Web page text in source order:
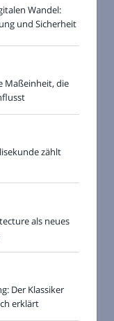
Wandel:
und Sicherheit
Maßeinheit, die
zählt
als neues
Der Klassiker
erklärt